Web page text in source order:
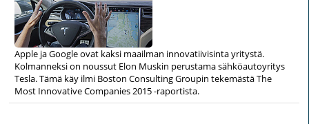
Apple ja Google ovat kaksi maailman innovatiivisinta yritystä.
Kolmanneksi on noussut Elon Muskin perustama sähköautoyritys
Tesla. Tämä käy ilmi Boston Consulting Groupin tekemästä The
Most Innovative Companies 2015 -raportista.